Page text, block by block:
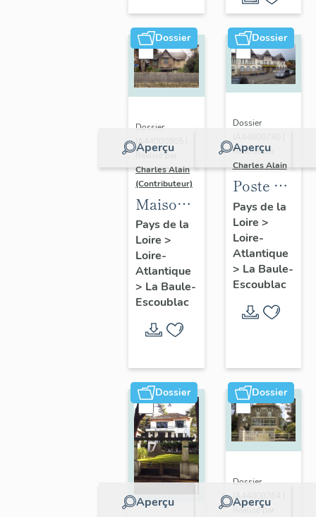
du
Maréchal-
Joffre
Dossier
Aperçu
Dossier
IA44000805 |
Réalisé par
Charles Alain
(Contributeur)
Maison
dite villa
balnéaire
Nam Ky,
139
avenue
du
Maréchal-
Lattre-
de-
Tassigny
Pays de la
Loire >
Loire-
Atlantique
> La Baule-
Escoublac
Dossier
Aperçu
Dossier
Réalisé par
Charles Alain
Poste de
la Baule-
Escoublac,
place de
la
Victoire
Pays de la
Loire >
Loire-
Atlantique
> La Baule-
Escoublac
Dossier
Aperçu
Dossier
Aperçu
Dossier
IA44000764 |
Réalisé par